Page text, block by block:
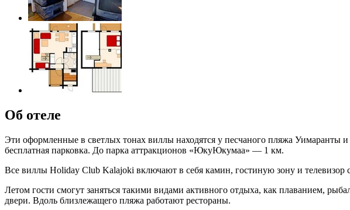
Об отеле
Эти оформленные в светлых тонах виллы находятся у песчаного пляжа Уимаранты
бесплатная парковка. До парка аттракционов «ЮкуЮкумаа» — 1 км.
Все виллы Holiday Club Kalajoki включают в себя камин, гостиную зону и
Летом гости смогут заняться такими видами активного отдыха, как плаванием,
двери. Вдоль близлежащего пляжа работают рестораны.